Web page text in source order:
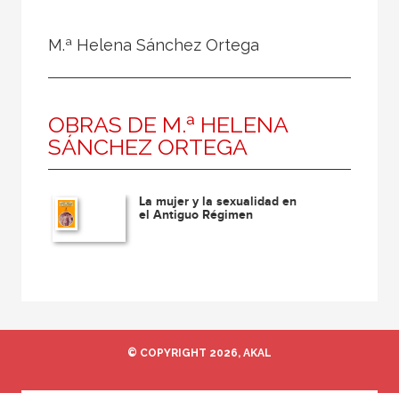
Coordinador
Editor
Escritor
Escritora
Traductor
M.ª Helena Sánchez Ortega
OBRAS DE M.ª HELENA
SÁNCHEZ ORTEGA
La mujer y la sexualidad en
el Antiguo Régimen
© COPYRIGHT 2026, AKAL